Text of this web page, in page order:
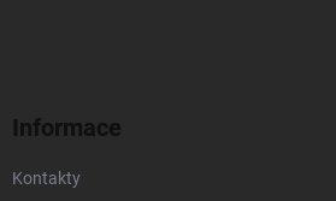
Informace
Kontakty